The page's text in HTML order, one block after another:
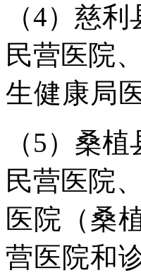
（4）慈利
民营医院
生健康局
（5）桑植
民营医院
医院（桑
营医院和